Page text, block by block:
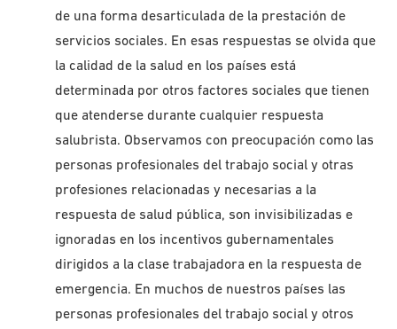
de una forma desarticulada de la prestación de
servicios sociales. En esas respuestas se olvida que
la calidad de la salud en los países está
determinada por otros factores sociales que tienen
que atenderse durante cualquier respuesta
salubrista. Observamos con preocupación como las
personas profesionales del trabajo social y otras
profesiones relacionadas y necesarias a la
respuesta de salud pública, son invisibilizadas e
ignoradas en los incentivos gubernamentales
dirigidos a la clase trabajadora en la respuesta de
emergencia. En muchos de nuestros países las
personas profesionales del trabajo social y otros